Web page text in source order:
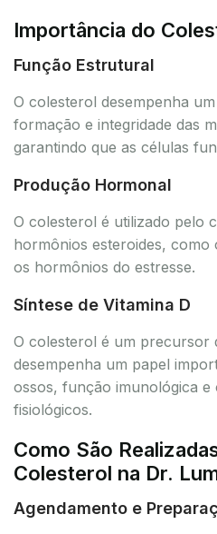
Importância do
Função Estrutural
O colesterol desempenha
formação e integridade das
garantindo que as células
Produção Hormonal
O colesterol é utilizado pelo
hormônios esteroides, como
os hormônios do estresse.
Síntese de Vitamina D
O colesterol é um precursor
desempenha um papel
ossos, função imunológica
fisiológicos.
Como São
Colesterol na Dr.
Agendamento e